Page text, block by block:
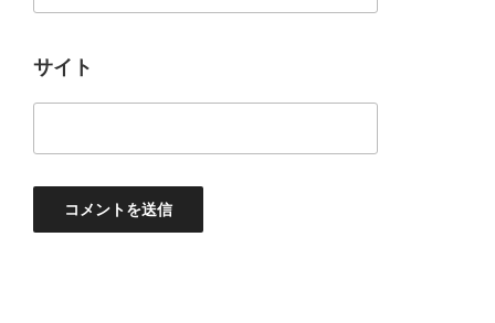
サイト